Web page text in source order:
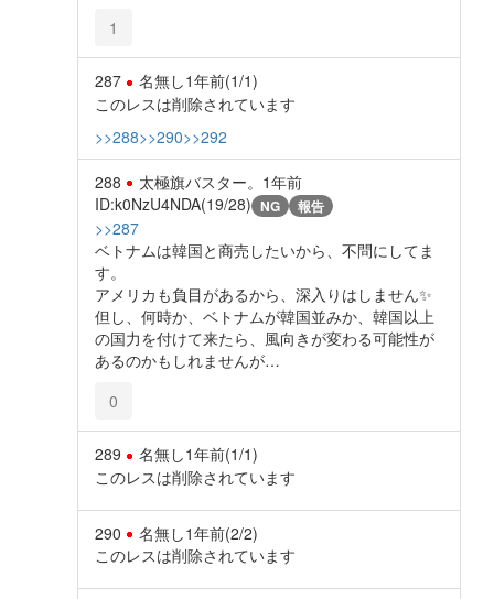
1
287 名無し1年前(1/1)
このレスは削除されています
>>288>>290>>292
288 太極旗バスター。 1年前
ID:k0NzU4NDA(19/28) NG 報告
>>287
ベトナムは韓国と商売したいから、不問にしてま
す。
アメリカも負目があるから、深入りはしません✨️
但し、何時か、ベトナムが韓国並みか、韓国以上
の国力を付けて来たら、風向きが変わる可能性が
あるのかもしれませんが…
0
289 名無し1年前(1/1)
このレスは削除されています
290 名無し1年前(2/2)
このレスは削除されています